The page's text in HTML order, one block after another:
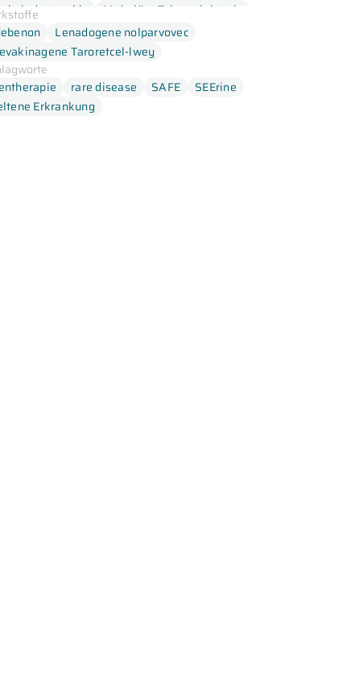
Makuläre Teleangiektasie
pigmentosa
Lenadogene nolparvovec
Taroretcel-lwey
rare disease SAFE
SEErine
Erkrankung